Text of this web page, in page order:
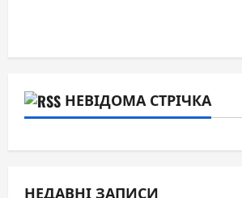
НЕВІДОМА СТРІЧКА
НЕДАВНІ ЗАПИСИ